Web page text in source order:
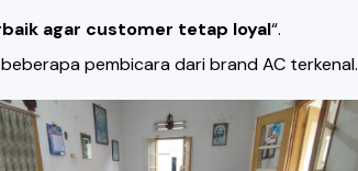
agar customer tetap loyal“.
pembicara dari brand AC terkenal.